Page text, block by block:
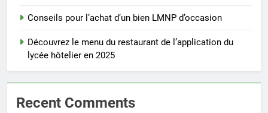
Conseils pour l’achat d’un bien LMNP d’occasion
Découvrez le menu du restaurant de l’application du
lycée hôtelier en 2025
Recent Comments